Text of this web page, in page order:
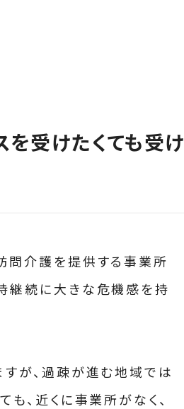
受けたくても受け
問介護を提供する事業所
継続に大きな危機感を持
が、過疎が進む地域では
、近くに事業所がなく、